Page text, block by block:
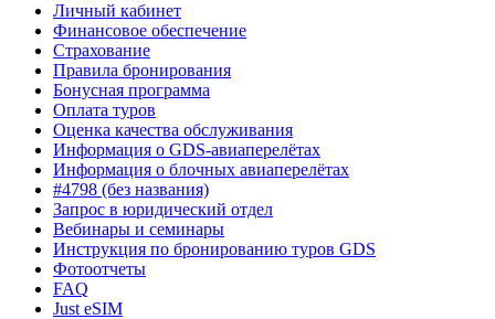
Личный кабинет
Финансовое обеспечение
Страхование
Правила бронирования
Бонусная программа
Оплата туров
Оценка качества обслуживания
Информация о GDS-авиаперелётах
Информация о блочных авиаперелётах
#4798 (без названия)
Запрос в юридический отдел
Вебинары и семинары
Инструкция по бронированию туров GDS
Фотоотчеты
FAQ
Just eSIM